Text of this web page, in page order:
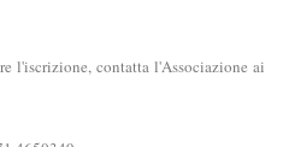
l'iscrizione, contatta l'Associazione ai